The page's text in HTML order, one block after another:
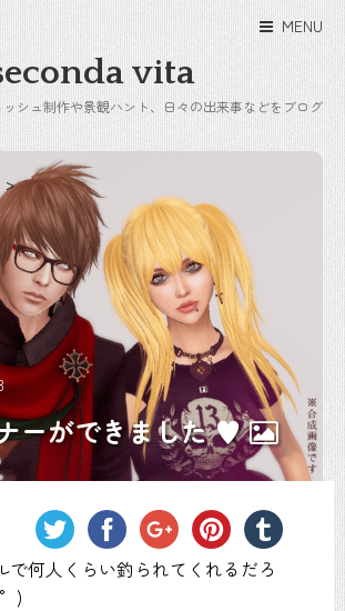
MENU
vita
シュ制作や景観ハント、日々の出来事などをブログ
>
ーができました ♥
で何人くらい釣られてくれるだろ
)